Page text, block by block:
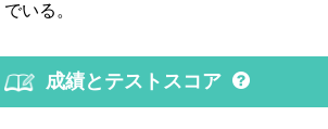
でいる。
成績とテストスコア